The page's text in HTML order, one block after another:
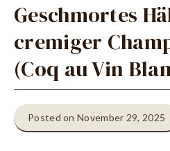
Geschmortes
cremiger
(Coq au Vin
Posted on November 29, 2025